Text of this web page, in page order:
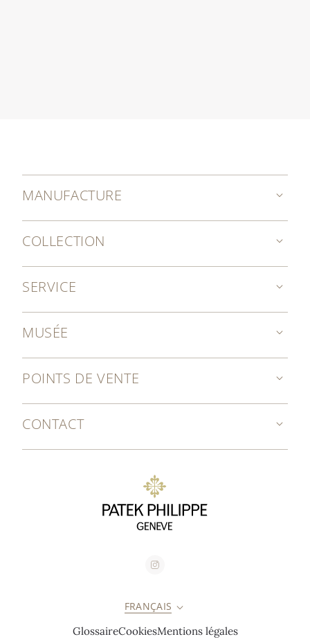
MANUFACTURE
COLLECTION
SERVICE
MUSÉE
POINTS DE VENTE
CONTACT
FRANÇAIS
GlossaireCookiesMentions légales